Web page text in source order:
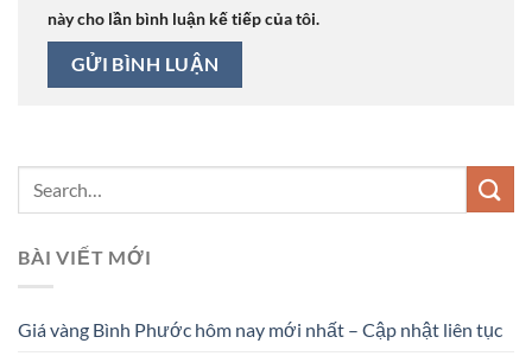
này cho lần bình luận kế tiếp của tôi.
BÀI VIẾT MỚI
Giá vàng Bình Phước hôm nay mới nhất – Cập nhật liên tục